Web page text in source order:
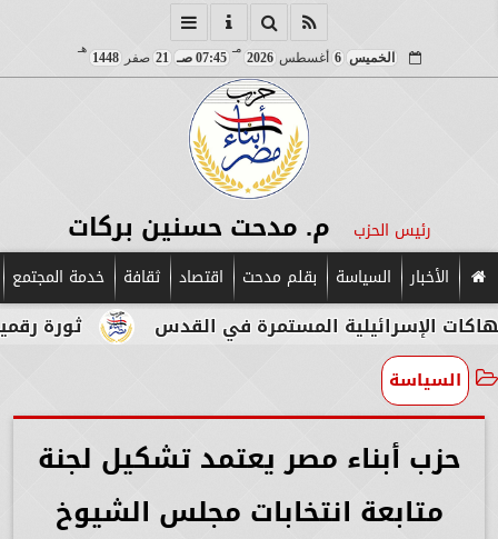
الخميس 6 أغسطس2026
مـ
07:45 صـ 21 صفر1448
هـ
رئيس الحزب م. مدحت حسنين بركات
الأخبار السياسة بقلم مدحت اقتصاد ثقافة خدمة المجتمع
ثورة رقمية في قلب المستمرة في القدس
السياسة
حزب أبناء مصر يعتمد تشكيل لجنة
متابعة انتخابات مجلس الشيوخ